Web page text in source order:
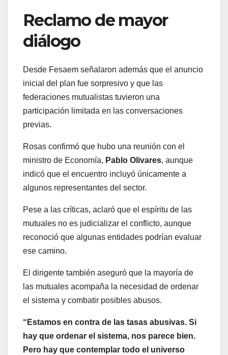
Reclamo de mayor
diálogo
Desde Fesaem señalaron además que el anuncio
inicial del plan fue sorpresivo y que las
federaciones mutualistas tuvieron una
participación limitada en las conversaciones
previas.
Rosas confirmó que hubo una reunión con el
ministro de Economía, Pablo Olivares, aunque
indicó que el encuentro incluyó únicamente a
algunos representantes del sector.
Pese a las críticas, aclaró que el espíritu de las
mutuales no es judicializar el conflicto, aunque
reconoció que algunas entidades podrían evaluar
ese camino.
El dirigente también aseguró que la mayoría de
las mutuales acompaña la necesidad de ordenar
el sistema y combatir posibles abusos.
“Estamos en contra de las tasas abusivas. Si
hay que ordenar el sistema, nos parece bien.
Pero hay que contemplar todo el universo